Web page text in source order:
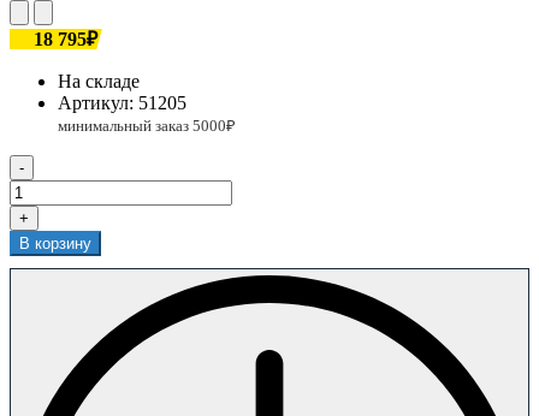
18 795₽
На складе
Артикул: 51205
-
+
В корзину